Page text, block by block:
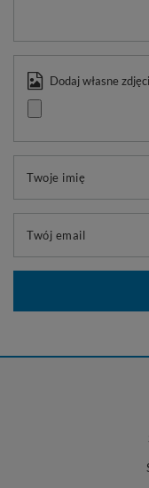
Dodaj własne
Twoje imię
Twój email